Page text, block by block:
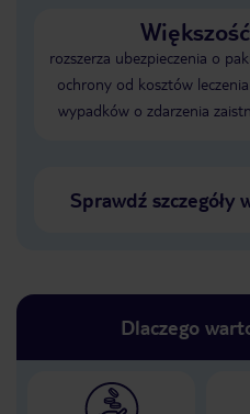
rozszerza ubezpieczenia o
ochrony od kosztów
wypadków o zdarzenia
Sprawdź szczegóły
Dlaczego